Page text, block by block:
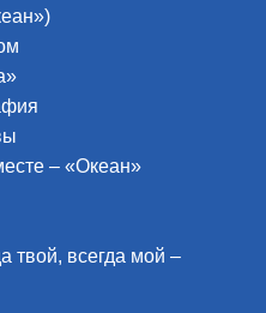
– «Океан»
твой, всегда мой –